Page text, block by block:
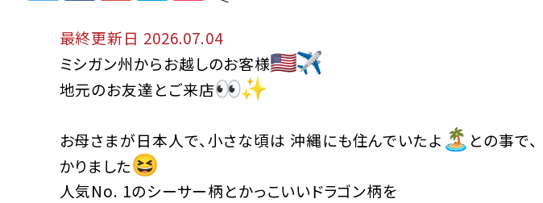
最終更新日 2026.07.04
ミシガン州からお越しのお客様
地元のお友達とご来店
お母さまが日本人で、小さな頃は 沖縄にも住んでいたよ
との事で
かりました
人気No. 1のシーサー柄とかっこいいドラゴン柄を